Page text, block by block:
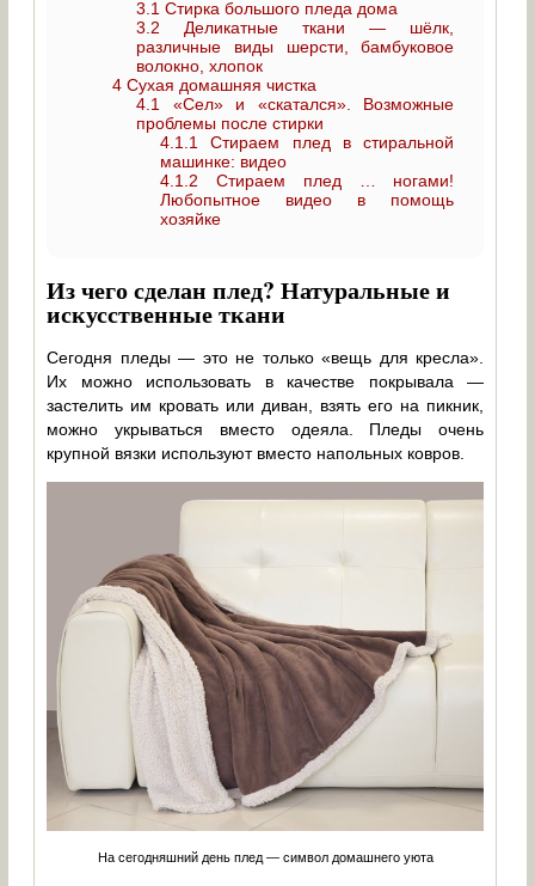
3.1 Стирка большого пледа дома
3.2 Деликатные ткани — шёлк,
различные виды шерсти, бамбуковое
волокно, хлопок
4 Сухая домашняя чистка
4.1
«Сел» и «скатался». Возможные
проблемы после стирки
4.1.1
Стираем плед в стиральной
машинке: видео
4.1.2 Стираем плед … ногами!
Любопытное видео в помощь
хозяйке
Из чего сделан плед? Натуральные и
искусственные ткани
Сегодня пледы — это не только «вещь для кресла».
Их можно использовать в качестве покрывала —
застелить им кровать или диван, взять его на пикник,
можно укрываться вместо одеяла. Пледы очень
крупной вязки используют вместо напольных ковров.
На сегодняшний день плед — символ домашнего уюта